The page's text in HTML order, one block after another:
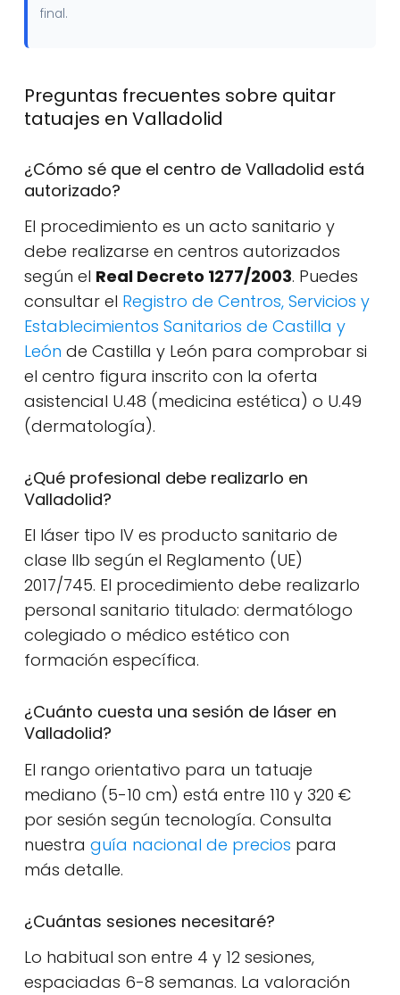
final.
Preguntas frecuentes sobre quitar
tatuajes en Valladolid
¿Cómo sé que el centro de Valladolid está
autorizado?
El procedimiento es un acto sanitario y
debe realizarse en centros autorizados
según el Real Decreto 1277/2003. Puedes
consultar el Registro de Centros, Servicios y
Establecimientos Sanitarios de Castilla y
León de Castilla y León para comprobar si
el centro figura inscrito con la oferta
asistencial U.48 (medicina estética) o U.49
(dermatología).
¿Qué profesional debe realizarlo en
Valladolid?
El láser tipo IV es producto sanitario de
clase IIb según el Reglamento (UE)
2017/745. El procedimiento debe realizarlo
personal sanitario titulado: dermatólogo
colegiado o médico estético con
formación específica.
¿Cuánto cuesta una sesión de láser en
Valladolid?
El rango orientativo para un tatuaje
mediano (5-10 cm) está entre 110 y 320 €
por sesión según tecnología. Consulta
nuestraguía nacional de precios para
más detalle.
¿Cuántas sesiones necesitaré?
Lo habitual son entre 4 y 12 sesiones,
espaciadas 6-8 semanas. La valoración